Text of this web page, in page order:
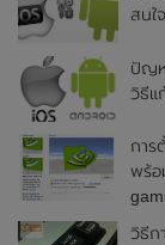
สนใ
ปัญห
วิธีแ
การ
พร้อ
วิธีก